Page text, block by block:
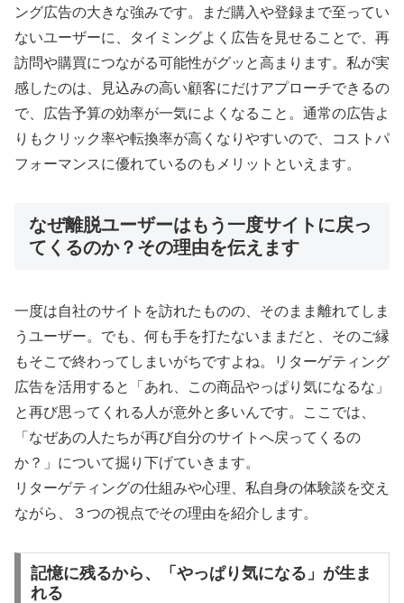
ング広告の大きな強みです。まだ購入や登録まで至ってい
ないユーザーに、タイミングよく広告を見せることで、再
訪問や購買につながる可能性がグッと高まります。私が実
感したのは、見込みの高い顧客にだけアプローチできるの
で、広告予算の効率が一気によくなること。通常の広告よ
りもクリック率や転換率が高くなりやすいので、コストパ
フォーマンスに優れているのもメリットといえます。
なぜ離脱ユーザーはもう一度サイトに戻っ
てくるのか？その理由を伝えます
一度は自社のサイトを訪れたものの、そのまま離れてしま
うユーザー。でも、何も手を打たないままだと、そのご縁
もそこで終わってしまいがちですよね。リターゲティング
広告を活用すると「あれ、この商品やっぱり気になるな」
と再び思ってくれる人が意外と多いんです。ここでは、
「なぜあの人たちが再び自分のサイトへ戻ってくるの
か？」について掘り下げていきます。
リターゲティングの仕組みや心理、私自身の体験談を交え
ながら、３つの視点でその理由を紹介します。
記憶に残るから、「やっぱり気になる」が生ま
れる